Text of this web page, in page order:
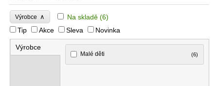
Výrobce ∧ Na skladě (6)
Tip
Akce Sleva Novinka
Výrobce
Malé děti (6)